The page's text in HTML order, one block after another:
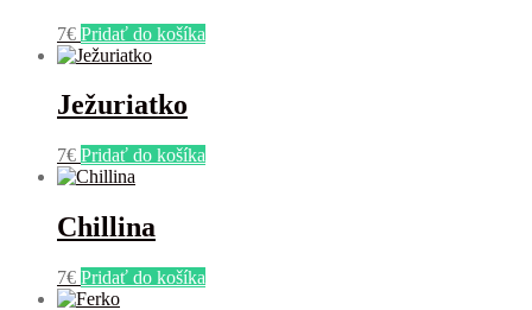
7€ Pridať do košíka
Ježuriatko
7€ Pridať do košíka
Chillina
7€ Pridať do košíka